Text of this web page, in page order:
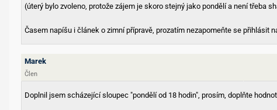
(úterý bylo zvoleno, protože zájem je skoro stejný jako pondělí a není třeba
Časem napíšu i článek o zimní přípravě, prozatím nezapomeňte se přihlásit
Marek
Člen
Doplnil jsem scházející sloupec "pondělí od 18 hodin", prosím, doplňte